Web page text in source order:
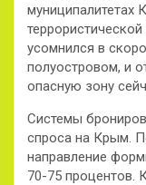
муниципалитетах
усомнился в
полуостровом, и
опасную зону
Системы
спроса на Крым.
направление
70-75 процентов.